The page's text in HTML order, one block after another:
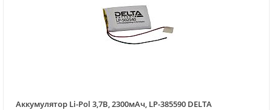
Аккумулятор Li-Pol 3,7В, 2300мАч, LP-385590 DELTA